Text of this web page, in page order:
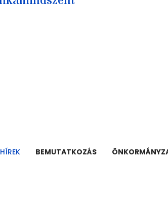
HÍREK BEMUTATKOZÁS